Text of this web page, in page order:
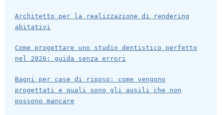
Architetto per la realizzazione di rendering
abitativi
Come progettare uno studio dentistico perfetto
nel 2026: guida senza errori
Bagni per case di riposo: come vengono
progettati e quali sono gli ausili che non
possono mancare